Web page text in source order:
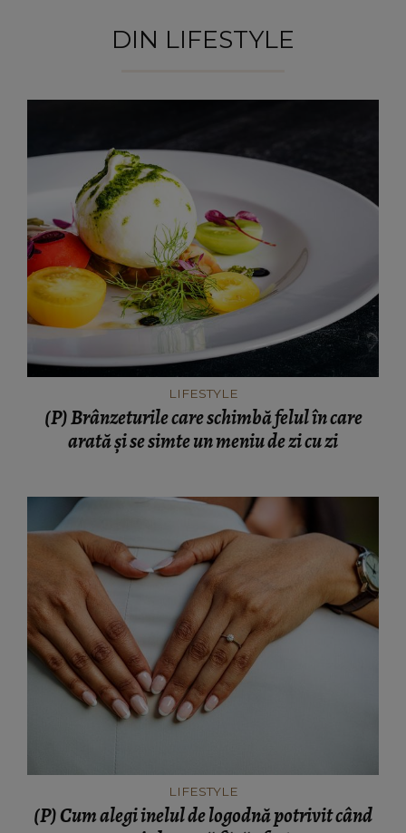
DIN LIFESTYLE
LIFESTYLE
(P) Brânzeturile care schimbă felul în care
arată și se simte un meniu de zi cu zi
LIFESTYLE
(P) Cum alegi inelul de logodnă potrivit când